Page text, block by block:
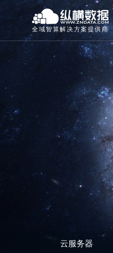
全域智算解决方案提供商
云服务器